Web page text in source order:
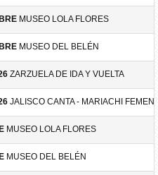
MUSEO LOLA FLORES
MUSEO DEL BELÉN
ZARZUELA DE IDA Y VUELTA
JALISCO CANTA - MARIACHI
MUSEO LOLA FLORES
MUSEO DEL BELÉN